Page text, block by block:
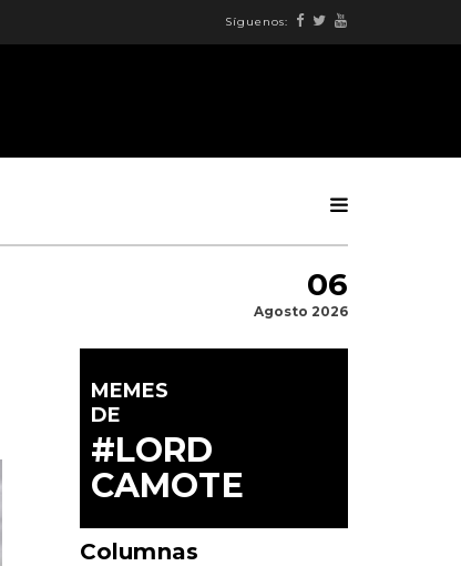
Síguenos:
06
Agosto 2026
MEMES
DE
#LORD
CAMOTE
Columnas